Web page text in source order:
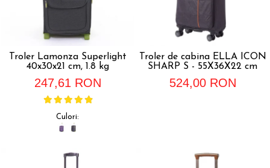
Troler Lamonza Superlight
40x30x21 cm, 1.8 kg
247,61 RON
Culori:
Troler de cabina ELLA ICON
SHARP S - 55X36X22 cm
524,00 RON